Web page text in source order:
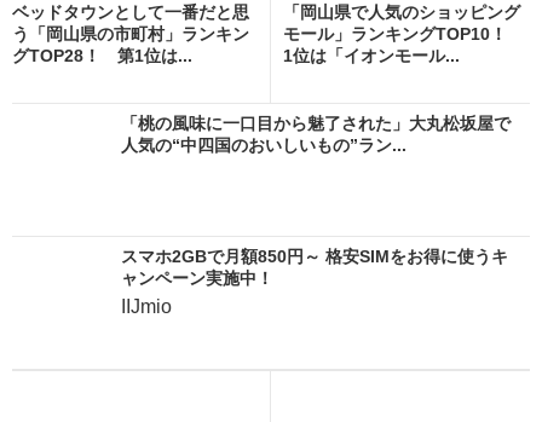
ベッドタウンとして一番だと思
う「岡山県の市町村」ランキン
グTOP28！ 第1位は...
「岡山県で人気のショッピング
モール」ランキングTOP10！
1位は「イオンモール...
「桃の風味に一口目から魅了された」大丸松坂屋で
人気の“中四国のおいしいもの”ラン...
スマホ2GBで月額850円～ 格安SIMをお得に使うキ
ャンペーン実施中！
IIJmio